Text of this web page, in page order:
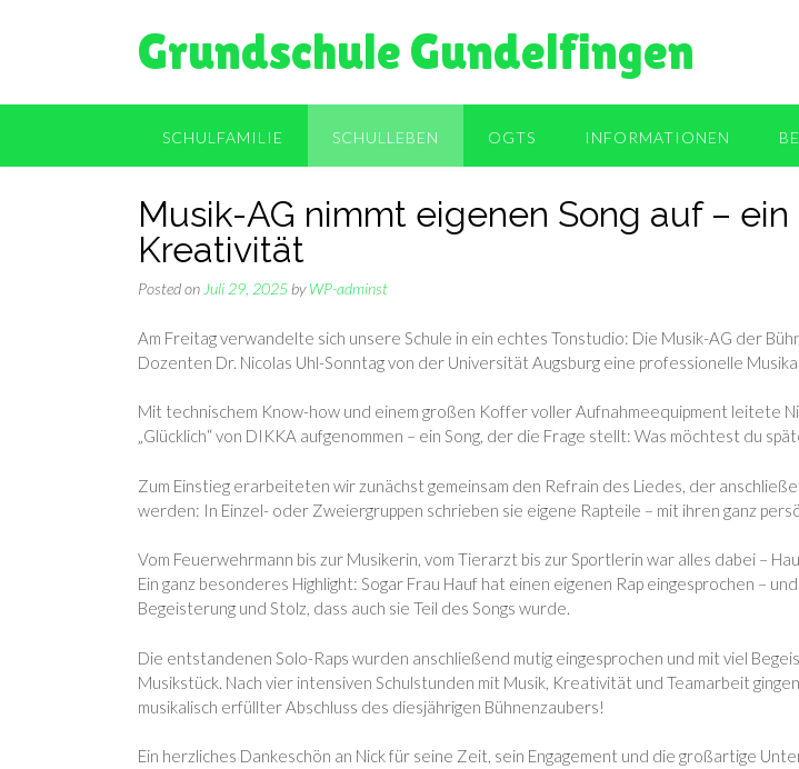
Grundschule Gundelfingen
SCHULFAMILIE SCHULLEBEN OGTS INFORMATIONEN
Musik-AG nimmt eigenen Song auf –
Kreativität
Posted on Juli 29, 2025 byWP-adminst
Am Freitag verwandelte sich unsere Schule in ein echtes Tonstudio: Die Musik-AG der
Dozenten Dr. Nicolas Uhl-Sonntag von der Universität Augsburg eine professionelle
Mit technischem Know-how und einem großen Koffer voller Aufnahmeequipment leitete
„Glücklich“ von DIKKA aufgenommen – ein Song, der die Frage stellt: Was möchtest du
Zum Einstieg erarbeiteten wir zunächst gemeinsam den Refrain des Liedes, der
werden: In Einzel- oder Zweiergruppen schrieben sie eigene Rapteile – mit ihren ganz
Vom Feuerwehrmann bis zur Musikerin, vom Tierarzt bis zur Sportlerin war alles dabei –
Ein ganz besonderes Highlight: Sogar Frau Hauf hat einen eigenen Rap eingesprochen –
Begeisterung und Stolz, dass auch sie Teil des Songs wurde.
Die entstandenen Solo-Raps wurden anschließend mutig eingesprochen und mit viel
Musikstück. Nach vier intensiven Schulstunden mit Musik, Kreativität und Teamarbeit
musikalisch erfüllter Abschluss des diesjährigen Bühnenzaubers!
Ein herzliches Dankeschön an Nick für seine Zeit, sein Engagement und die großartige